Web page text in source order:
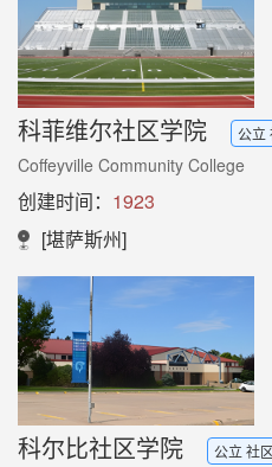
科菲维尔社区学院 公立
Coffeyville Community College
创建时间： 1923
[堪萨斯州]
科尔比社区学院 公立 社